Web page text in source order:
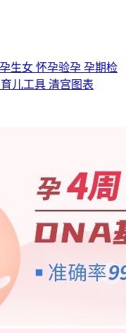
生女 怀孕验孕 孕期检
育儿工具 清宫图表